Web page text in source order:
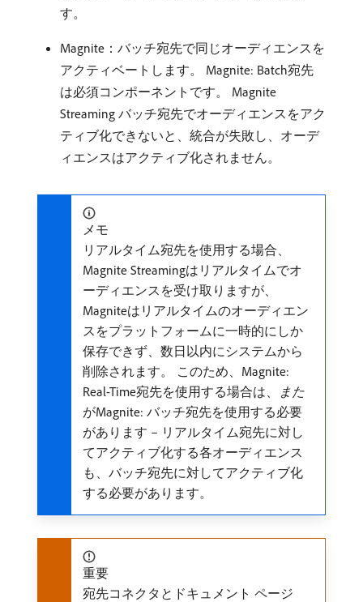
す。
Magnite：バッチ宛先で同じオーディエンスを
アクティベートします。 Magnite: Batch宛先
は必須コンポーネントです。 Magnite
Streaming バッチ宛先でオーディエンスをアク
ティブ化できないと、統合が失敗し、オーデ
ィエンスはアクティブ化されません。
メモ
リアルタイム宛先を使用する場合、
Magnite Streamingはリアルタイムでオ
ーディエンスを受け取りますが、
Magniteはリアルタイムのオーディエン
スをプラットフォームに一時的にしか
保存できず、数日以内にシステムから
削除されます。 このため、Magnite:
Real-Time宛先を使用する場合は、
また
がMagnite: バッチ宛先を使用する必要
があります – リアルタイム宛先に対し
てアクティブ化する各オーディエンス
も、バッチ宛先に対してアクティブ化
する必要があります。
重要
宛先コネクタとドキュメント ページ